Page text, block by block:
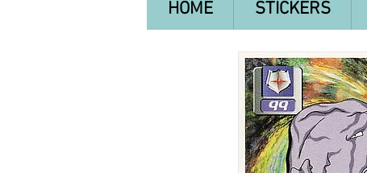
HOME STICKERS